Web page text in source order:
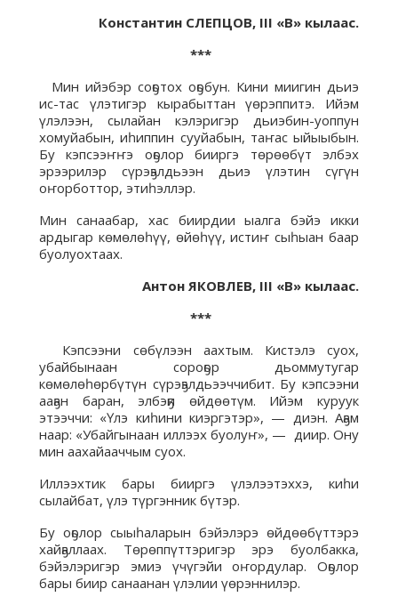
Константин СЛЕПЦОВ, III «В» кылаас.
***
Мин ийэбэр соҕотох оҕобун. Кини миигин дьиэ
ис-тас үлэтигэр кырабыттан үөрэппитэ. Ийэм
үлэлээн, сылайан кэлэригэр дьиэбин-уоппун
хомуйабын, иһиппин сууйабын, таҥас ыйыыбын.
Бу кэпсээҥҥэ оҕолор бииргэ төрөөбүт элбэх
эрээрилэр сүрэҕэлдьээн дьиэ үлэтин сүгүн
оҥорботтор, этиһэллэр.
Мин санаабар, хас биирдии ыалга бэйэ икки
ардыгар көмөлөһүү, өйөһүү, истиҥ сыһыан баар
буолуохтаах.
Антон ЯКОВЛЕВ, III «В» кылаас.
***
Кэпсээни сөбүлээн аахтым. Кистэлэ суох,
убайбынаан сороҕор дьоммутугар
көмөлөһөрбүтүн сүрэҕэлдьээччибит. Бу кэпсээни
ааҕан баран, элбэҕи өйдөөтүм. Ийэм куруук
этээччи: «Үлэ киһини киэргэтэр», — диэн. Аҕам
наар: «Убайгынаан иллээх буолуҥ», — диир. Ону
мин аахайааччым суох.
Иллээхтик бары бииргэ үлэлээтэххэ, киһи
сылайбат, үлэ түргэнник бүтэр.
Бу оҕолор сыыһаларын бэйэлэрэ өйдөөбүттэрэ
хайҕаллаах. Төрөппүттэригэр эрэ буолбакка,
бэйэлэригэр эмиэ үчүгэйи оҥордулар. Оҕолор
бары биир санаанан үлэлии үөрэннилэр.